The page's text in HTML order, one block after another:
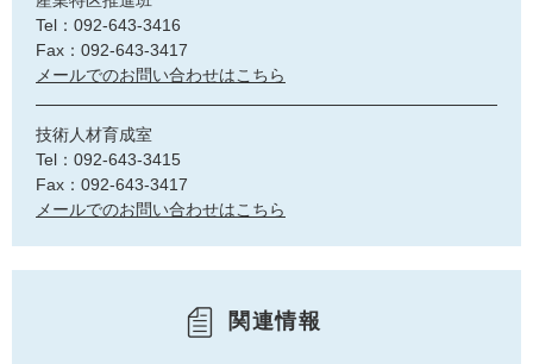
Tel：092-643-3416
Fax：092-643-3417
メールでのお問い合わせはこちら
技術人材育成室
Tel：092-643-3415
Fax：092-643-3417
メールでのお問い合わせはこちら
関連情報